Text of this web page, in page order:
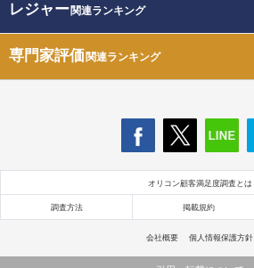
レジャー関連ランキング
専門家評価関連ランキング
オリコン顧客満足度調査とは
調査方法 掲載規約
会社概要 個人情報保護方針